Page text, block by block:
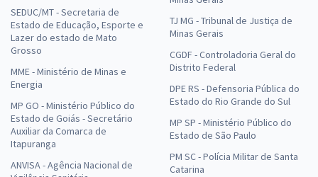
SEDUC/MT - Secretaria de
Estado de Educação, Esporte e
Lazer do estado de Mato
Grosso
MME - Ministério de Minas e
Energia
MP GO - Ministério Público do
Estado de Goiás - Secretário
Auxiliar da Comarca de
Itapuranga
ANVISA - Agência Nacional de
TJ MG - Tribunal de Justiça de
Minas Gerais
CGDF - Controladoria Geral do
Distrito Federal
DPE RS - Defensoria Pública do
Estado do Rio Grande do Sul
MP SP - Ministério Público do
Estado de São Paulo
PM SC - Polícia Militar de Santa
Catarina